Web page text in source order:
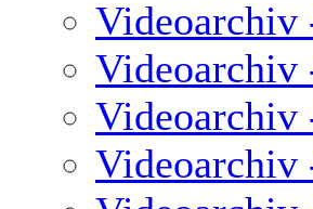
Videoarchiv
Videoarchiv
Videoarchiv
Videoarchiv